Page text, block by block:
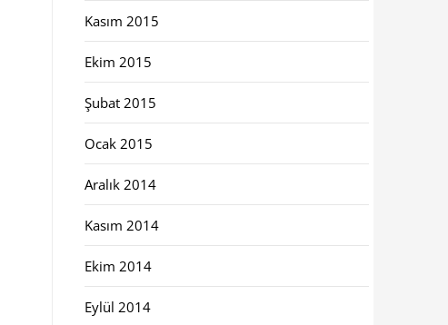
Kasım 2015
Ekim 2015
Şubat 2015
Ocak 2015
Aralık 2014
Kasım 2014
Ekim 2014
Eylül 2014